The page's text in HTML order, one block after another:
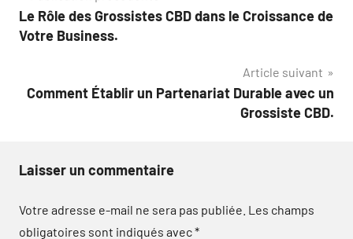
de
Le Rôle des Grossistes CBD dans le Croissance de
Votre Business.
Article suivant
Comment Établir un Partenariat Durable avec un
Grossiste CBD.
Laisser un commentaire
Votre adresse e-mail ne sera pas publiée. Les champs
obligatoires sont indiqués avec*